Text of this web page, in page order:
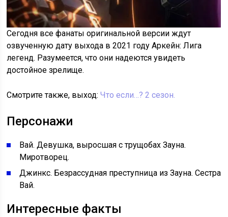
Сегодня все фанаты оригинальной версии ждут
озвученную дату выхода в 2021 году Аркейн: Лига
легенд. Разумеется, что они надеются увидеть
достойное зрелище.
Смотрите также, выход:Что если…? 2 сезон.
Персонажи
Вай. Девушка, выросшая с трущобах Зауна.
Миротворец.
Джинкс. Безрассудная преступница из Зауна. Сестра
Вай.
Интересные факты